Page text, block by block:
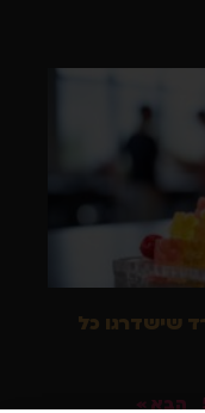
שישדרגו כל
הבא »